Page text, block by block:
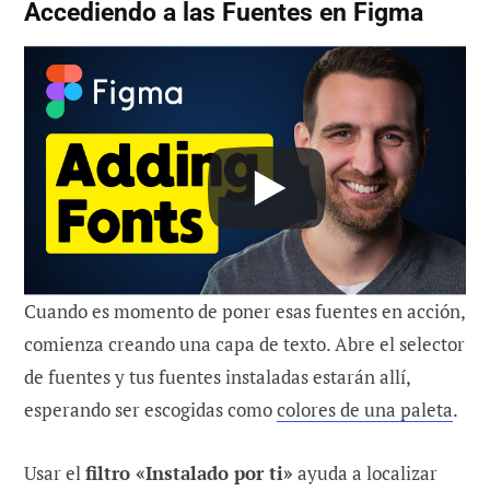
Accediendo a las Fuentes en Figma
Cuando es momento de poner esas fuentes en acción,
comienza creando una capa de texto. Abre el selector
de fuentes y tus fuentes instaladas estarán allí,
esperando ser escogidas comocolores de una paleta.
Usar elfiltro «Instalado por ti» ayuda a localizar